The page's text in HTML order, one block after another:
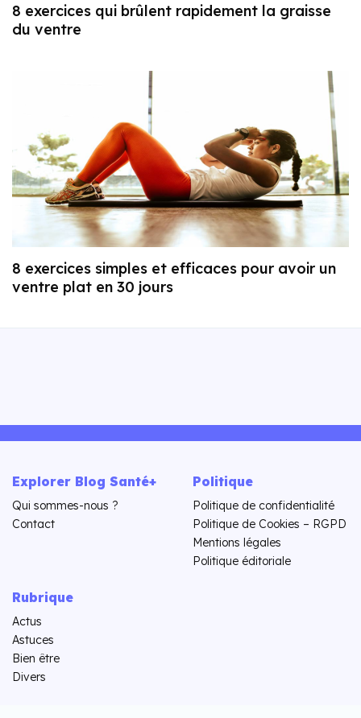
8 exercices qui brûlent rapidement la graisse
du ventre
8 exercices simples et efficaces pour avoir un
ventre plat en 30 jours
Explorer Blog Santé+
Qui sommes-nous ?
Contact
Politique
Politique de confidentialité
Politique de Cookies – RGPD
Mentions légales
Politique éditoriale
Rubrique
Actus
Astuces
Bien être
Divers